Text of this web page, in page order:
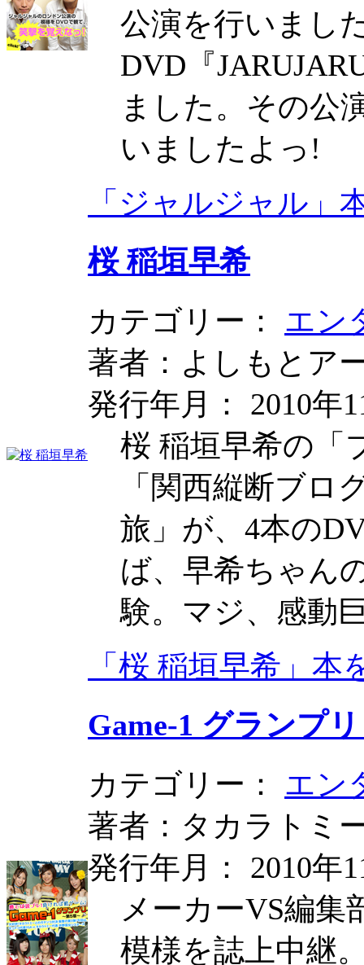
公演を行いまし
DVD『
ました。その公
いましたよっ!
「ジャルジャル」
桜 稲垣早希
カテゴリー： エン
著者：よしもとア
発行年月： 2010年
桜 稲垣早希の「
「関西縦断ブロ
旅」が、4本の
ば、早希ちゃん
験。マジ、感動
「桜 稲垣早希」本
Game-1 グランプ
カテゴリー： エン
著者：タカラトミ
発行年月： 2010年
メーカーVS編
模様を誌上中継